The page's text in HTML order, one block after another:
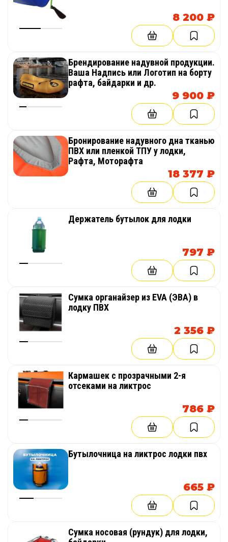
8 200 ₽
Брендирование надувной продукции.
Ваша Надпись или Логотип на борту
рафта, байдарки и др.
9 900 ₽
Бронирование надувного дна тканью
ПВХ или пленкой ТПУ у лодки,
Рафта, Моторафта
18 377 ₽
Держатель бутылок для лодки
797 ₽
Сумка органайзер из EVA (ЭВА) в
лодку ПВХ
2 356 ₽
Кармашек с прозрачными 2-я
отсеками на ликтрос
786 ₽
Бутылочница на ликтрос лодки пвх
665 ₽
Сумка носовая (рундук) для лодки,